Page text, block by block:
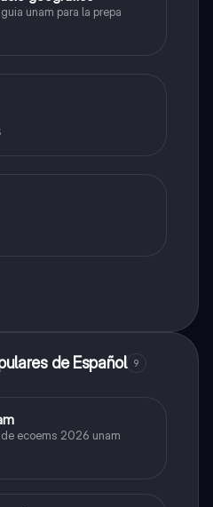
unam para la prepa
de Español 9
ecoems 2026 unam